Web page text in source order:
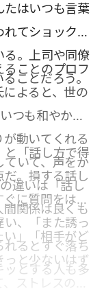
たはいつも言葉
てショックを
る。上司や同僚
ことだろう。
ことのプロフ
よると、世の
つも和やか
動いてくれる
ていて、声をか
違いは「話し
関係は良くも
と「話し方で得
。損する話し
に質問をはさ
、「また誘っ
るとすぐ落ち
ッとする人も多
」「相手がど
っと少ないはず
ストレスの少